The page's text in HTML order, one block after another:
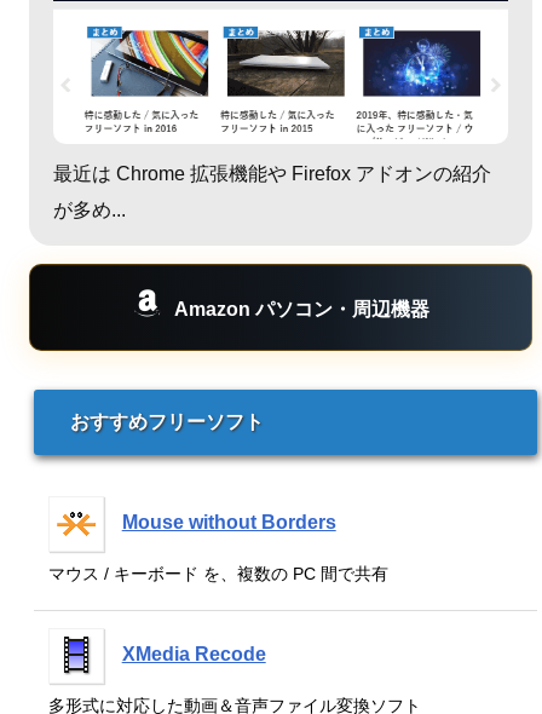
最近は Chrome 拡張機能や Firefox アドオンの紹介
が多め...
Amazon パソコン・周辺機器
おすすめフリーソフト
Mouse without Borders
マウス / キーボード を、複数の PC 間で共有
XMedia Recode
多形式に対応した動画＆音声ファイル変換ソフト